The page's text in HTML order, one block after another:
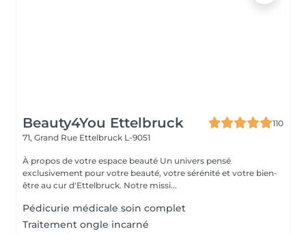
Beauty4You Ettelbruck
110
71, Grand Rue Ettelbruck L-9051
À propos de votre espace beauté Un univers pensé
exclusivement pour votre beauté, votre sérénité et votre bien-
être au cur d'Ettelbruck. Notre missi...
Pédicurie médicale soin complet
Traitement ongle incarné